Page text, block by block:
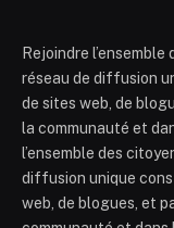
Rejoindre
réseau de diffusion
de sites web, de
la communauté et
l’ensemble des
diffusion unique
web, de blogues, et